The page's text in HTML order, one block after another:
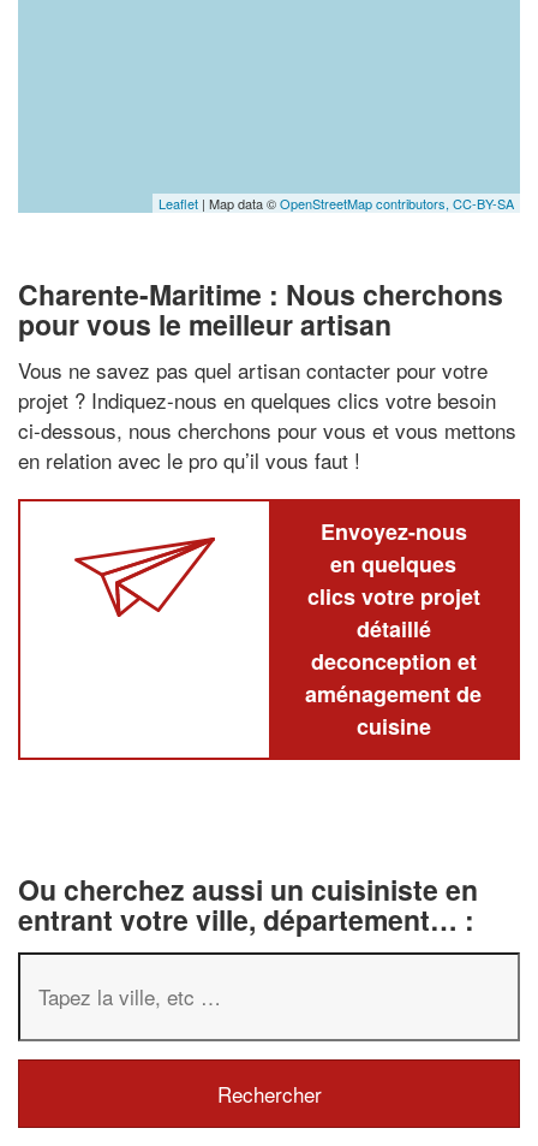
Leaflet | Map data ©OpenStreetMap contributors, CC-BY-SA
Charente-Maritime : Nous cherchons
pour vous le meilleur artisan
Vous ne savez pas quel artisan contacter pour votre
projet ? Indiquez-nous en quelques clics votre besoin
ci-dessous, nous cherchons pour vous et vous mettons
en relation avec le pro qu’il vous faut !
Envoyez-nous
en quelques
clics votre projet
détaillé
deconception et
aménagement de
cuisine
Ou cherchez aussi un cuisiniste en
entrant votre ville, département… :